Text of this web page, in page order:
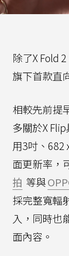
除了X Fold
旗下首款直
相較先前提
多關於X
用3吋、682
面更新率，
拍 等與
採完整寬輻
入，同時也
面內容。